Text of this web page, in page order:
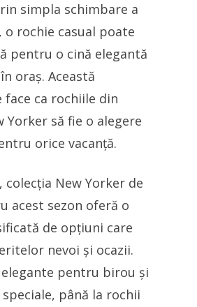
simpla schimbare a
o rochie casual poate
pentru o cină elegantă
oraș. Această
ca rochiile din
Yorker să fie o alegere
orice vacanță.
colecția New Yorker de
acest sezon oferă o
de opțiuni care
nevoi și ocazii.
pentru birou și
până la rochii